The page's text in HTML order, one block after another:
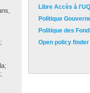
;
;
;
Libre Accès à
Politique
Politique des
Open policy finder